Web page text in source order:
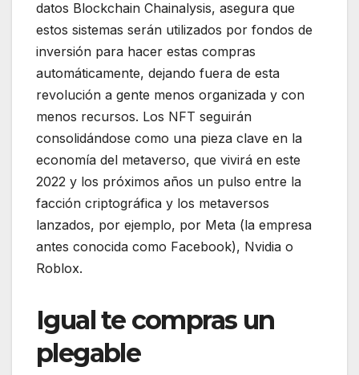
datos Blockchain Chainalysis, asegura que
estos sistemas serán utilizados por fondos de
inversión para hacer estas compras
automáticamente, dejando fuera de esta
revolución a gente menos organizada y con
menos recursos. Los NFT seguirán
consolidándose como una pieza clave en la
economía del metaverso, que vivirá en este
2022 y los próximos años un pulso entre la
facción criptográfica y los metaversos
lanzados, por ejemplo, por Meta (la empresa
antes conocida como Facebook), Nvidia o
Roblox.
Igual te compras un
plegable